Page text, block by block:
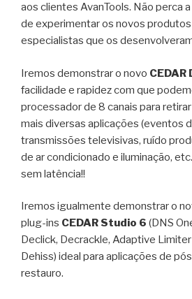
aos clientes AvanTools. Não perca
de experimentar os novos
especialistas que os
Iremos demonstrar o novo CEDAR
facilidade e rapidez com que
processador de 8 canais para
mais diversas aplicações (eventos
transmissões televisivas, ruído
de ar condicionado e iluminação,
sem latência!!
Iremos igualmente demonstrar o
plug-ins CEDAR Studio 6 (DNS
Declick, Decrackle, Adaptive
Dehiss) ideal para aplicações de
restauro.